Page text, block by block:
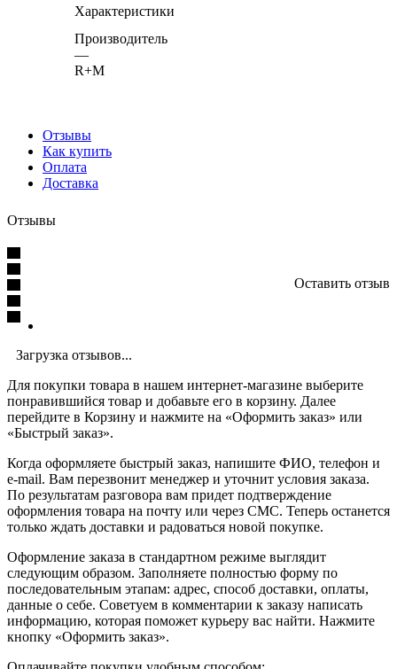
Характеристики
Производитель
—
R+M
Отзывы
Как купить
Оплата
Доставка
Отзывы
Оставить отзыв
Загрузка отзывов...
Для покупки товара в нашем интернет-магазине выберите
понравившийся товар и добавьте его в корзину. Далее
перейдите в Корзину и нажмите на «Оформить заказ» или
«Быстрый заказ».
Когда оформляете быстрый заказ, напишите ФИО, телефон и
e-mail. Вам перезвонит менеджер и уточнит условия заказа.
По результатам разговора вам придет подтверждение
оформления товара на почту или через СМС. Теперь останется
только ждать доставки и радоваться новой покупке.
Оформление заказа в стандартном режиме выглядит
следующим образом. Заполняете полностью форму по
последовательным этапам: адрес, способ доставки, оплаты,
данные о себе. Советуем в комментарии к заказу написать
информацию, которая поможет курьеру вас найти. Нажмите
кнопку «Оформить заказ».